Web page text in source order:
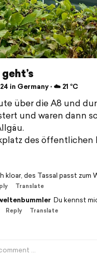
in Germany ⋅ ☁️ 21 °C
über die A8 und
und waren dann
des öffentlichen
kloar, des Tassal passt zum
Translate
Du kennst
Reply Translate